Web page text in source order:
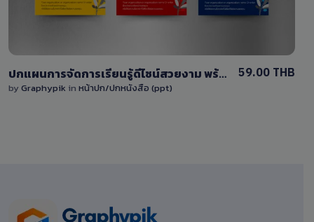
ปกแผนการจัดการเรียนรู้ดีไซน์สวยงาม พร้อมพื้นที่ใส่โลโก้ รูปภาพ และ QR code สำหรับการศึกษา
by Graphypik in หน้าปก/ปกหนังสือ (ppt)
59.00 THB